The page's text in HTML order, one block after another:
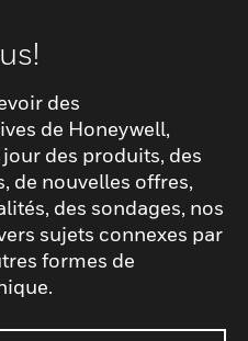
des
de Honeywell,
des produits, des
de nouvelles offres,
des sondages, nos
sujets connexes par
formes de